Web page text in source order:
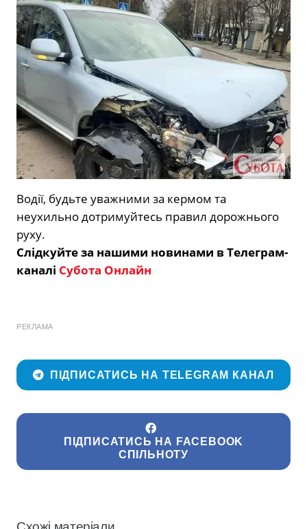
Водії, будьте уважними за кермом та
неухильно дотримуйтесь правил дорожнього
руху.
Слідкуйте за нашими новинами в Телеграм-
каналі Субота Онлайн
РЕКЛАМА
ПІДПИСАТИСЬ НА TELEGRAM КАНАЛ
ПІДПИСАТИСЬ НА FACEBOOK
СПІЛЬНОТУ